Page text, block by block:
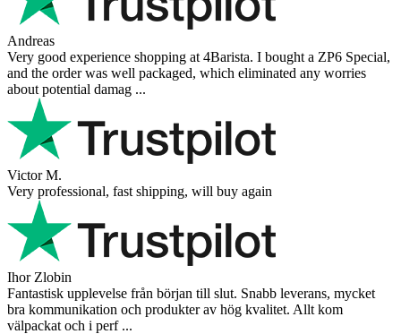
Andreas
Very good experience shopping at 4Barista. I bought a ZP6 Special,
and the order was well packaged, which eliminated any worries
about potential damag ...
Victor M.
Very professional, fast shipping, will buy again
Ihor Zlobin
Fantastisk upplevelse från början till slut. Snabb leverans, mycket
bra kommunikation och produkter av hög kvalitet. Allt kom
välpackat och i perf ...